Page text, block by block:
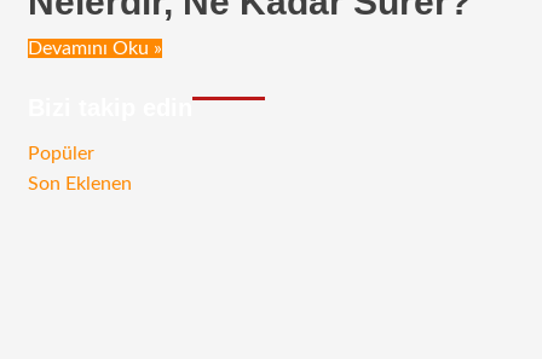
Devamını Oku »
Popüler
Son Eklenen